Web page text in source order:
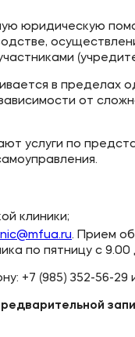
юридическую
в пределах
от
услуги по
клиники;
. Прием
по пятницу с 9.00
+7 (985) 352-56-29